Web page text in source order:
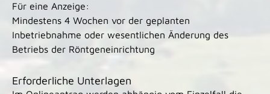
Für eine Anzeige:
Mindestens 4 Wochen vor der geplanten
Inbetriebnahme oder wesentlichen Änderung des
Betriebs der Röntgeneinrichtung
Erforderliche Unterlagen